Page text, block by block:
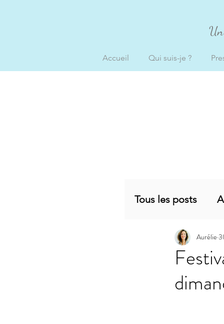
Tous les posts
Planning
Articles sujets
Aurélie
Accueil Qui suis-je ?